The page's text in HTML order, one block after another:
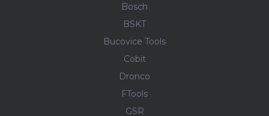
Bosch
BSKT
Bucovice Tools
Cobit
Dronco
FTools
GSR